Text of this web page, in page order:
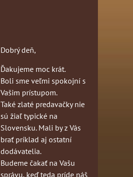
Dobrý deň,
Ďakujeme moc krát.
Boli sme veľmi spokojní s
Vašim prístupom.
Také zlaté predavačky nie
sú žiaľ typické na
Slovensku. Mali by z Vás
brať príklad aj ostatní
dodávatelia.
Budeme čakať na Vašu
správu, keď teda príde náš